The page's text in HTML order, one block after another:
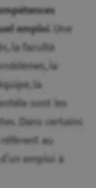
emploi. Une
la faculté
la
la
sont les
Dans certains
au
emploi à